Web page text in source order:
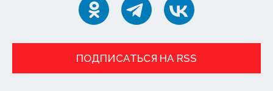
ПОДПИСАТЬСЯ НА RSS